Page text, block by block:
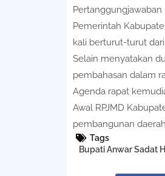
Pertanggungjawaban
Pemerintah
kali berturut-turut
Selain menyatakan
pembahasan dalam
Agenda rapat
Awal RPJMD
pembangunan
Tags
Bupati Anwar Sadat